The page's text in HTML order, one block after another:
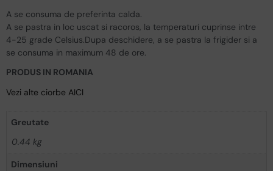
A se consuma de preferinta calda.
A se pastra in loc uscat si racoros, la temperaturi cuprinse intre
4-25 grade Celsius.Dupa deschidere, a se pastra la frigider si a
se consuma in maximum 48 de ore.
PRODUS IN ROMANIA
Vezi alte ciorbe AICI
Greutate
0.44 kg
Dimensiuni